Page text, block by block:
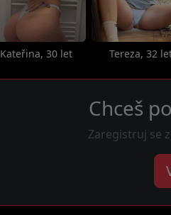
Kateřina, 30 let Tereza, 32
Chceš
Zaregistruj se